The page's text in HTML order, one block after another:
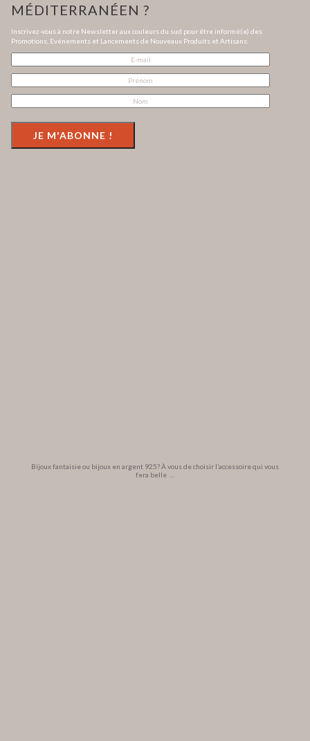
MÉDITERRANÉEN ?
Inscrivez-vous à notre Newsletter aux couleurs du sud pour être informé(e) des
Promotions, Evénements et Lancements de Nouveaux Produits et Artisans.
Bijoux fantaisie ou bijoux en argent 925? À vous de choisir l’accessoire qui vous
fera belle